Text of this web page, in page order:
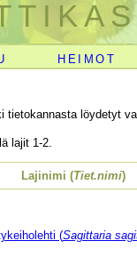
HEIMOT
tietokannasta löydetyt
lajit 1-2.
Lajinimi (Tiet.nimi)
(Sagittaria